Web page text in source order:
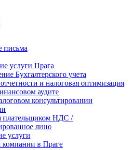
письма
услуги Прага
Бухгалтерского учета
и налоговая оптимизация
аудите
консультировании
плательщиком НДС /
лицо
услуги
в Праге